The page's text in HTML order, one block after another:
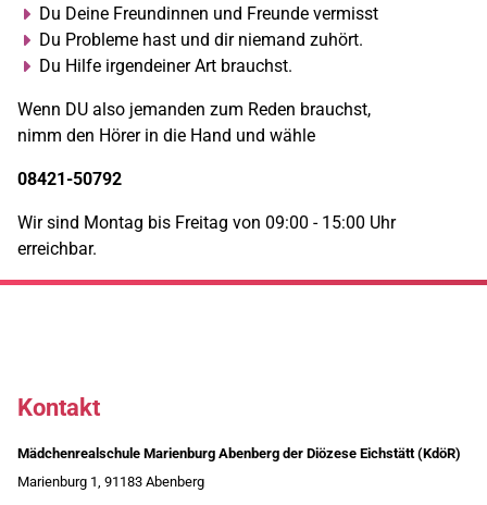
Du Deine Freundinnen und Freunde vermisst
Du Probleme hast und dir niemand zuhört.
Du Hilfe irgendeiner Art brauchst.
Wenn DU also jemanden zum Reden brauchst,
nimm den Hörer in die Hand und wähle
08421-50792
Wir sind Montag bis Freitag von 09:00 - 15:00 Uhr
erreichbar.
Kontakt
Mädchenrealschule Marienburg Abenberg der Diözese Eichstätt (KdöR)
Marienburg 1, 91183 Abenberg